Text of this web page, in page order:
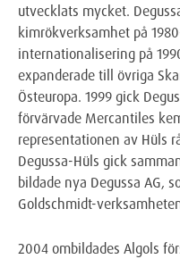
utvecklats mycket.
kimrökverksamhet på
internationalisering på
expanderade till övriga
Östeuropa. 1999 gick
förvärvade Mercantiles
representationen av Hüls
Degussa-Hüls gick
bildade nya Degussa AG,
Goldschmidt-
2004 ombildades Algols